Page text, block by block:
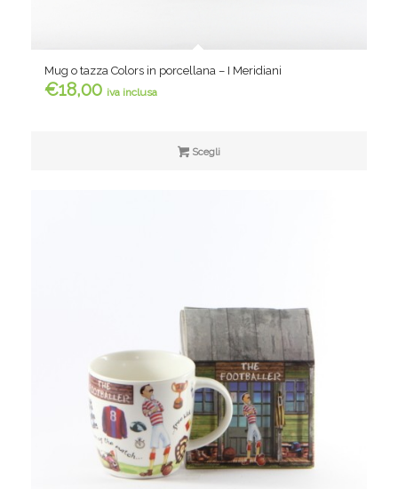
Mug o tazza Colors in porcellana – I Meridiani
€18,00 iva inclusa
Scegli